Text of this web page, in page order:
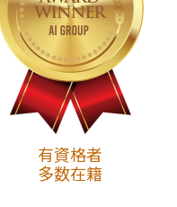
有資格者
多数在籍